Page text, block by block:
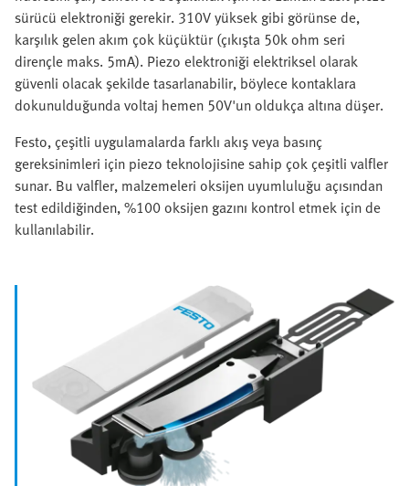
sürücü elektroniği gerekir. 310V yüksek gibi görünse de,
karşılık gelen akım çok küçüktür (çıkışta 50k ohm seri
dirençle maks. 5mA). Piezo elektroniği elektriksel olarak
güvenli olacak şekilde tasarlanabilir, böylece kontaklara
dokunulduğunda voltaj hemen 50V'un oldukça altına düşer.
Festo, çeşitli uygulamalarda farklı akış veya basınç
gereksinimleri için piezo teknolojisine sahip çok çeşitli valfler
sunar. Bu valfler, malzemeleri oksijen uyumluluğu açısından
test edildiğinden, %100 oksijen gazını kontrol etmek için de
kullanılabilir.